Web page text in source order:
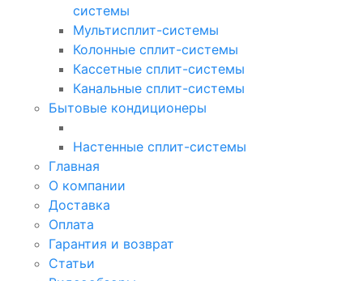
системы
Мультисплит-системы
Колонные сплит-системы
Кассетные сплит-системы
Канальные сплит-системы
Бытовые кондиционеры
Настенные сплит-системы
Главная
О компании
Доставка
Оплата
Гарантия и возврат
Статьи